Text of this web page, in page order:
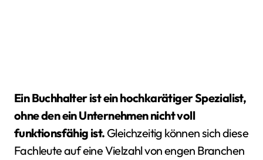
Ein Buchhalter ist ein hochkarätiger Spezialist,
ohne den ein Unternehmen nicht voll
funktionsfähig ist. Gleichzeitig können sich diese
Fachleute auf eine Vielzahl von engen Branchen